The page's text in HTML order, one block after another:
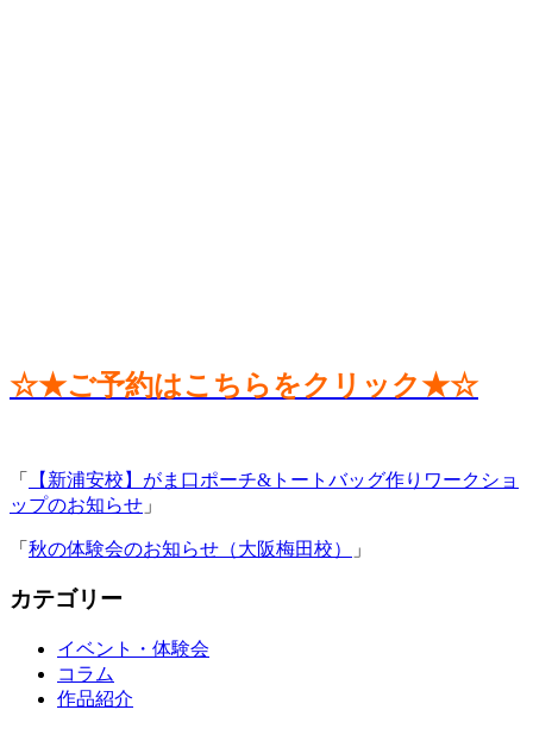
☆★ご予約はこちらをクリック★☆
「
【新浦安校】がま口ポーチ&トートバッグ作りワークショ
ップのお知らせ 」
「 秋の体験会のお知らせ（大阪梅田校） 」
カテゴリー
イベント・体験会
コラム
作品紹介